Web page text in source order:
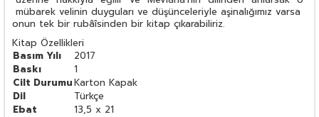
mübarek velinin duyguları ve düşünceleriyle aşinalığımız varsa
onun tek bir rubâîsinden bir kitap çıkarabiliriz.
Kitap Özellikleri
Basım Yılı
2017
Baskı
1
Cilt DurumuKarton Kapak
Dil
Türkçe
Ebat
13,5 x 21